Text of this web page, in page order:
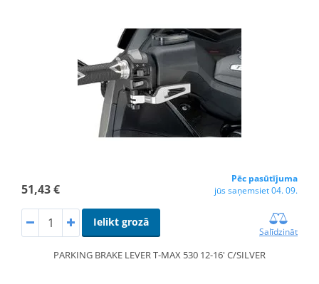
51,43 €
Pēc pasūtījuma
jūs saņemsiet 04. 09.
Ielikt grozā
Salīdzināt
PARKING BRAKE LEVER T-MAX 530 12-16' C/SILVER